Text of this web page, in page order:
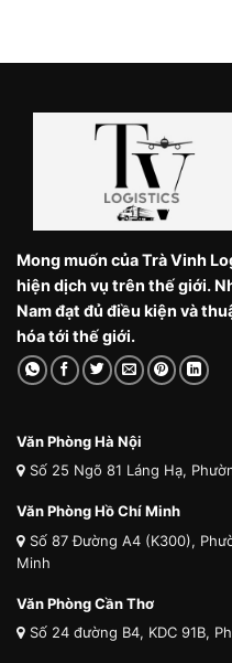
Mong muốn của Trà Vinh
hiện dịch vụ trên thế giới.
Nam đạt đủ điều kiện và
hóa tới thế giới.
Văn Phòng Hà Nội
Số 25 Ngõ 81 Láng Hạ,
Văn Phòng Hồ Chí Minh
Số 87 Đường A4 (K300),
Minh
Văn Phòng Cần Thơ
Số 24 đường B4, KDC 91B,